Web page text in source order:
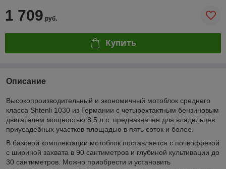
1 709 руб.
Купить
Описание
Высокопроизводительный и экономичный мотоблок среднего
класса Shtenli 1030 из Германии с четырехтактным бензиновым
двигателем мощностью 8,5 л.с. предназначен для владельцев
приусадебных участков площадью в пять соток и более.
В базовой комплектации мотоблок поставляется с почвофрезой
с шириной захвата в 90 сантиметров и глубиной культивации до
30 сантиметров. Можно приобрести и установить